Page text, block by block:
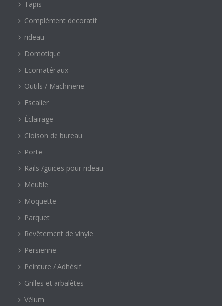
Tapis
Complément decoratif
rideau
Domotique
Ecomatériaux
Outils / Machinerie
Escalier
Éclairage
Cloison de bureau
Porte
Rails /guides pour rideau
Meuble
Moquette
Parquet
Revêtement de vinyle
Persienne
Peinture / Adhésif
Grilles et arbalètes
Vélum